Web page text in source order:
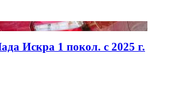
Искра 1 покол. с 2025 г.